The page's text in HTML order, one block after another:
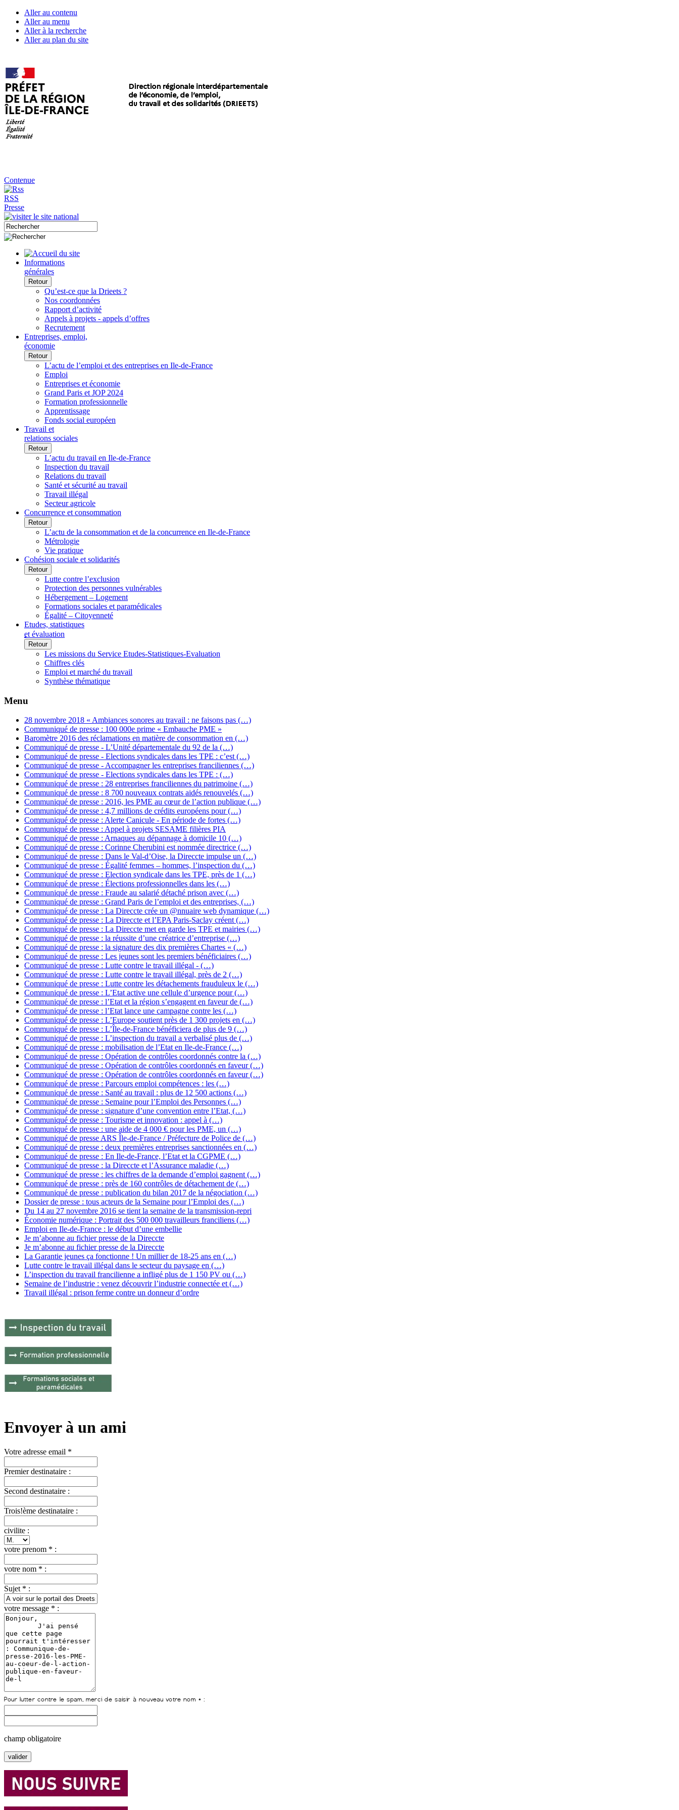
Aller au contenu
Aller au menu
Aller à la recherche
Aller au plan du site
Contenue
RSS
Presse
Informations
générales
Retour
Qu’est-ce que la Drieets ?
Nos coordonnées
Rapport d’activité
Appels à projets - appels d’offres
Recrutement
Entreprises, emploi,
économie
Retour
L’actu de l’emploi et des entreprises en Ile-de-France
Emploi
Entreprises et économie
Grand Paris et JOP 2024
Formation professionnelle
Apprentissage
Fonds social européen
Travail et
relations sociales
Retour
L’actu du travail en Ile-de-France
Inspection du travail
Relations du travail
Santé et sécurité au travail
Travail illégal
Secteur agricole
Concurrence et consommation
Retour
L’actu de la consommation et de la concurrence en Ile-de-France
Métrologie
Vie pratique
Cohésion sociale et solidarités
Retour
Lutte contre l’exclusion
Protection des personnes vulnérables
Hébergement – Logement
Formations sociales et paramédicales
Égalité – Citoyenneté
Etudes, statistiques
et évaluation
Retour
Les missions du Service Etudes-Statistiques-Evaluation
Chiffres clés
Emploi et marché du travail
Synthèse thématique
Menu
28 novembre 2018 « Ambiances sonores au travail : ne faisons pas (…)
Communiqué de presse : 100 000e prime « Embauche PME »
Baromètre 2016 des réclamations en matière de consommation en (…)
Communiqué de presse - L’Unité départementale du 92 de la (…)
Communiqué de presse - Elections syndicales dans les TPE : c’est (…)
Communiqué de presse - Accompagner les entreprises franciliennes (…)
Communiqué de presse - Elections syndicales dans les TPE : (…)
Communiqué de presse : 28 entreprises franciliennes du patrimoine (…)
Communiqué de presse : 8 700 nouveaux contrats aidés renouvelés (…)
Communiqué de presse : 2016, les PME au cœur de l’action publique (…)
Communiqué de presse : 4,7 millions de crédits européens pour (…)
Communiqué de presse : Alerte Canicule - En période de fortes (…)
Communiqué de presse : Appel à projets SESAME filières PIA
Communiqué de presse : Arnaques au dépannage à domicile 10 (…)
Communiqué de presse : Corinne Cherubini est nommée directrice (…)
Communiqué de presse : Dans le Val-d’Oise, la Direccte impulse un (…)
Communiqué de presse : Égalité femmes – hommes, l’inspection du (…)
Communiqué de presse : Election syndicale dans les TPE, près de 1 (…)
Communiqué de presse : Élections professionnelles dans les (…)
Communiqué de presse : Fraude au salarié détaché prison avec (…)
Communiqué de presse : Grand Paris de l’emploi et des entreprises, (…)
Communiqué de presse : La Direccte crée un @nnuaire web dynamique (…)
Communiqué de presse : La Direccte et l’EPA Paris-Saclay créent (…)
Communiqué de presse : La Direccte met en garde les TPE et mairies (…)
Communiqué de presse : la réussite d’une créatrice d’entreprise (…)
Communiqué de presse : la signature des dix premières Chartes « (…)
Communiqué de presse : Les jeunes sont les premiers bénéficiaires (…)
Communiqué de presse : Lutte contre le travail illégal - (…)
Communiqué de presse : Lutte contre le travail illégal, près de 2 (…)
Communiqué de presse : Lutte contre les détachements frauduleux le (…)
Communiqué de presse : L’Etat active une cellule d’urgence pour (…)
Communiqué de presse : l’Etat et la région s’engagent en faveur de (…)
Communiqué de presse : l’Etat lance une campagne contre les (…)
Communiqué de presse : L’Europe soutient près de 1 300 projets en (…)
Communiqué de presse : L’Île-de-France bénéficiera de plus de 9 (…)
Communiqué de presse : L’inspection du travail a verbalisé plus de (…)
Communiqué de presse : mobilisation de l’Etat en Ile-de-France (…)
Communiqué de presse : Opération de contrôles coordonnés contre la (…)
Communiqué de presse : Opération de contrôles coordonnés en faveur (…)
Communiqué de presse : Opération de contrôles coordonnés en faveur (…)
Communiqué de presse : Parcours emploi compétences : les (…)
Communiqué de presse : Santé au travail : plus de 12 500 actions (…)
Communiqué de presse : Semaine pour l’Emploi des Personnes (…)
Communiqué de presse : signature d’une convention entre l’Etat, (…)
Communiqué de presse : Tourisme et innovation : appel à (…)
Communiqué de presse : une aide de 4 000 € pour les PME, un (…)
Communiqué de presse ARS Île-de-France / Préfecture de Police de (…)
Communiqué de presse : deux premières entreprises sanctionnées en (…)
Communiqué de presse : En Ile-de-France, l’Etat et la CGPME (…)
Communiqué de presse : la Direccte et l’Assurance maladie (…)
Communiqué de presse : les chiffres de la demande d’emploi gagnent (…)
Communiqué de presse : près de 160 contrôles de détachement de (…)
Communiqué de presse : publication du bilan 2017 de la négociation (…)
Dossier de presse : tous acteurs de la Semaine pour l’Emploi des (…)
Du 14 au 27 novembre 2016 se tient la semaine de la transmission-repri
Économie numérique : Portrait des 500 000 travailleurs franciliens (…)
Emploi en Ile-de-France : le début d’une embellie
Je m’abonne au fichier presse de la Direccte
Je m’abonne au fichier presse de la Direccte
La Garantie jeunes ça fonctionne ! Un millier de 18-25 ans en (…)
Lutte contre le travail illégal dans le secteur du paysage en (…)
L’inspection du travail francilienne a infligé plus de 1 150 PV ou (…)
Semaine de l’industrie : venez découvrir l’industrie connectée et (…)
Travail illégal : prison ferme contre un donneur d’ordre
Envoyer à un ami
Votre adresse email *
Premier destinataire :
Second destinataire :
Trois!ème destinataire :
civilite :
votre prenom * :
votre nom * :
Sujet * :
votre message * :
champ obligatoire